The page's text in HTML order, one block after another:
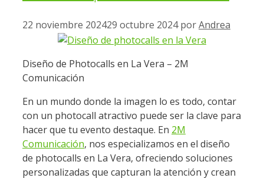
22 noviembre 202429 octubre 2024 porAndrea
Diseño de Photocalls en La Vera – 2M
Comunicación
En un mundo donde la imagen lo es todo, contar
con un photocall atractivo puede ser la clave para
hacer que tu evento destaque. En 2M
Comunicación, nos especializamos en el diseño
de photocalls en La Vera, ofreciendo soluciones
personalizadas que capturan la atención y crean